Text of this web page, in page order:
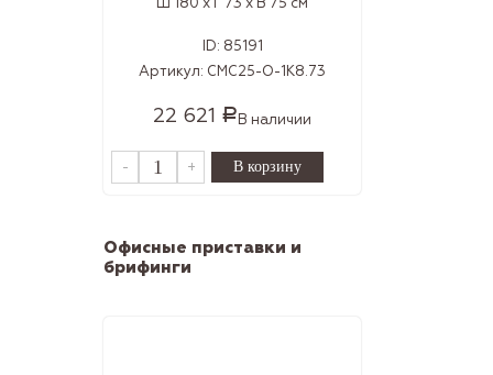
ID: 85191
Артикул: СMС25-О-1К8.73
22 621 Р В наличии
- +
Офисные приставки и
брифинги